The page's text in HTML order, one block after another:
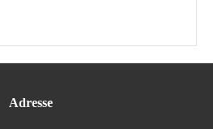
Adresse